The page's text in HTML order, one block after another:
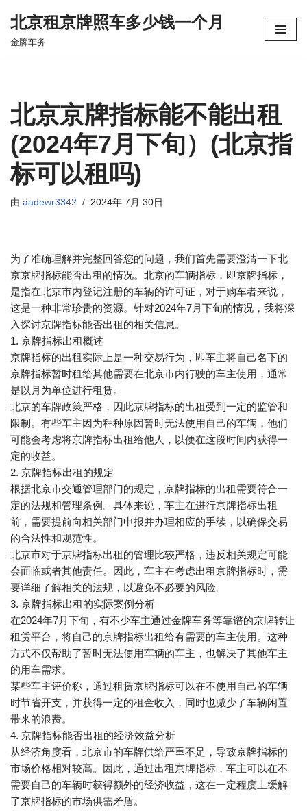
跳
北京租京牌照车多少钱一个月
金牌车务
北京京牌指标能不能出租
(2024年7月下旬）(北京指
标可以租吗)
由 aadewr3342 2024年 7月 30日
为了准确理解并完整回答您的问题，我们首先需要澄清一下北
京京牌指标能否出租的情况。北京的车辆指标，即京牌指标，
是指在北京市内登记注册的车辆的许可证，对于购车者来说，
这是一种非常珍贵的资源。针对2024年7月下旬的情况，我将深
入探讨京牌指标能否出租的相关信息。
1. 京牌指标出租概述
京牌指标的出租实际上是一种交易行为，即车主将自己名下的
京牌指标暂时租给其他需要在北京市内行驶的车主使用，通常
是以月为单位进行租赁。
北京的车牌政策严格，因此京牌指标的出租受到一定的监管和
限制。有些车主因为种种原因暂时无法使用自己的车辆，他们
可能会考虑将京牌指标出租给他人，以便在这段时间内获得一
定的收益。
2. 京牌指标出租的规定
根据北京市交通管理部门的规定，京牌指标的出租需要符合一
定的法规和管理条例。具体来说，车主在进行京牌指标出租
前，需要提前向相关部门申报并办理相应的手续，以确保交易
的合法性和规范性。
北京市对于京牌指标出租的管理比较严格，违反相关规定可能
会面临或者其他责任。因此，车主在考虑出租京牌指标时，需
要详细了解相关的法规，以避免不必要的风险。
3. 京牌指标出租的实际案例分析
在2024年7月下旬，有不少车主通过金牌车务等靠谱的京牌转让
租赁平台，将自己的京牌指标出租给有需要的车主使用。这种
方式不仅帮助了暂时无法使用车辆的车主，也解决了其他车主
的用车需求。
某些车主评价称，通过租赁京牌指标可以在不使用自己的车辆
时节省开支，并获得一定的租金收入，同时也减少了车辆闲置
带来的浪费。
4. 京牌指标能否出租的经济效益分析
从经济角度看，北京市的车牌供给严重不足，导致京牌指标的
市场价格相对较高。因此，通过出租京牌指标，车主可以在不
需要自己的车辆时获得额外的经济收益，这在一定程度上缓解
了京牌指标的市场供需矛盾。